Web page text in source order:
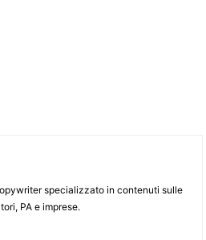
specializzato in contenuti sulle
PA e imprese.